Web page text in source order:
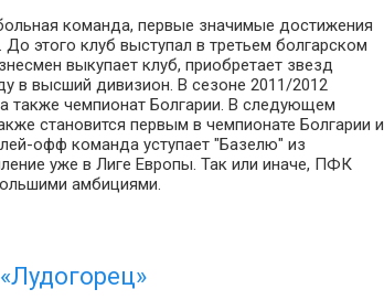
команда, первые значимые достижения
этого клуб выступал в третьем болгарском
выкупает клуб, приобретает звезд
в высший дивизион. В сезоне 2011/2012
также чемпионат Болгарии. В следующем
становится первым в чемпионате Болгарии и
офф команда уступает "Базелю" из
уже в Лиге Европы. Так или иначе, ПФК
амбициями.